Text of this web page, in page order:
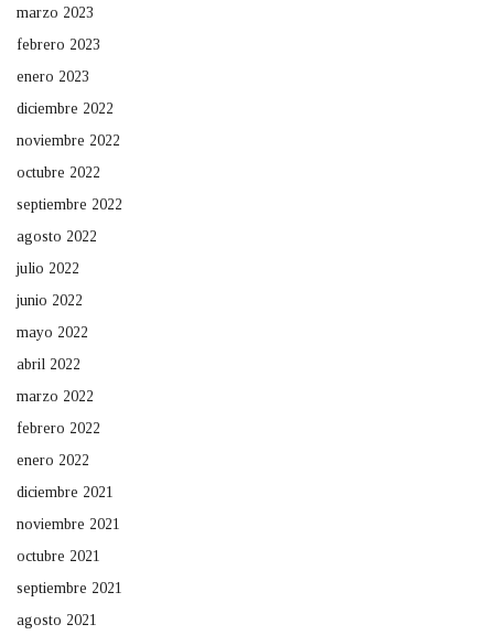
marzo 2023
febrero 2023
enero 2023
diciembre 2022
noviembre 2022
octubre 2022
septiembre 2022
agosto 2022
julio 2022
junio 2022
mayo 2022
abril 2022
marzo 2022
febrero 2022
enero 2022
diciembre 2021
noviembre 2021
octubre 2021
septiembre 2021
agosto 2021